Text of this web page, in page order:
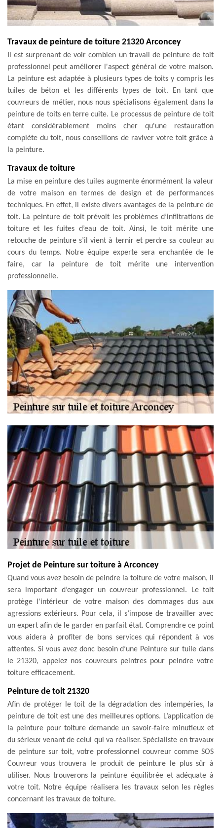
Travaux de peinture de toiture 21320 Arconcey
Il est surprenant de voir combien un travail de peinture de toit
professionnel peut améliorer l'aspect général de votre maison.
La peinture est adaptée à plusieurs types de toits y compris les
tuiles de béton et les différents types de toit. En tant que
couvreurs de métier, nous nous spécialisons également dans la
peinture de toits en terre cuite. Le processus de peinture de toit
étant considérablement moins cher qu'une restauration
complète du toit, nous conseillons de raviver votre toit grâce à
la peinture.
Travaux de toiture
La mise en peinture des tuiles augmente énormément la valeur
de votre maison en termes de design et de performances
techniques. En effet, il existe divers avantages de la peinture de
toit. La peinture de toit prévoit les problèmes d’infiltrations de
toiture et les fuites d’eau de toit. Ainsi, le toit mérite une
retouche de peinture s’il vient à ternir et perdre sa couleur au
cours du temps. Notre équipe experte sera enchantée de le
faire, car la peinture de toit mérite une intervention
professionnelle.
Projet de Peinture sur toiture à Arconcey
Quand vous avez besoin de peindre la toiture de votre maison, il
sera important d’engager un couvreur professionnel. Le toit
protège l'intérieur de votre maison des dommages dus aux
agressions extérieurs. Pour cela, il s’impose de travailler avec
un expert afin de le garder en parfait état. Comprendre ce point
vous aidera à profiter de bons services qui répondent à vos
attentes. Si vous avez donc besoin d’une Peinture sur tuile dans
le 21320, appelez nos couvreurs peintres pour peindre votre
toiture efficacement.
Peinture de toit 21320
Afin de protéger le toit de la dégradation des intempéries, la
peinture de toit est une des meilleures options. L’application de
la peinture pour toiture demande un savoir-faire minutieux et
du sérieux venant de celui qui va réaliser. Spécialiste en travaux
de peinture sur toit, votre professionnel couvreur comme SOS
Couvreur vous trouvera le produit de peinture le plus sûr à
utiliser. Nous trouverons la peinture équilibrée et adéquate à
votre toit. Notre équipe réalisera les travaux selon les règles
concernant les travaux de toiture.